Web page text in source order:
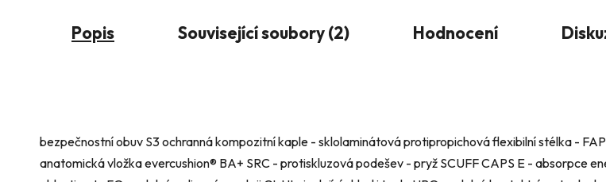
Popis Související soubory (2) Hodnocení
bezpečnostní obuv S3 ochranná kompozitní kaple - sklolaminátová protipropichová flexibilní stélka -
anatomická vložka evercushion® BA+ SRC - protiskluzová podešev - pryž SCUFF CAPS E - absorpce